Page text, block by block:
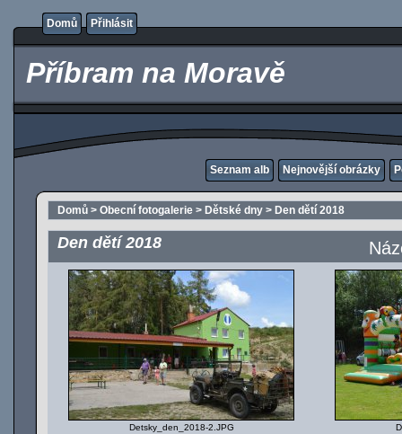
Domů Přihlásit
Příbram na Moravě
Seznam alb Nejnovější obrázky
Domů > Obecní fotogalerie > Dětské dny > Den dětí 2018
Den dětí 2018
Detsky_den_2018-2.JPG